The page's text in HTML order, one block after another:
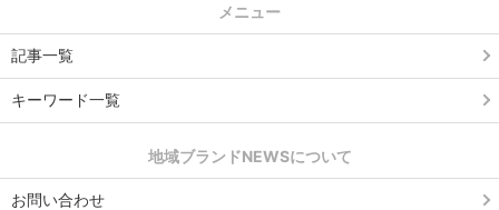
メニュー
記事一覧
キーワード一覧
地域ブランドNEWSについて
お問い合わせ